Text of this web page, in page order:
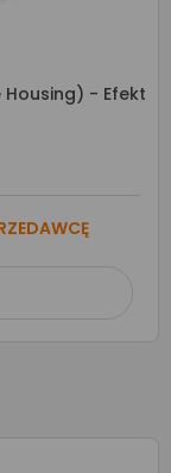
Housing) - Efekt